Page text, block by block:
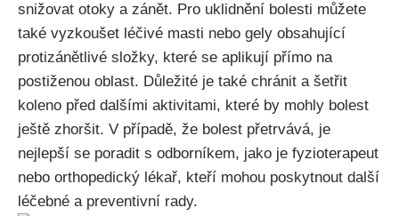
snižovat otoky‍ a zánět. Pro uklidnění bolesti můžete
také vyzkoušet léčivé masti nebo gely obsahující
protizánětlivé⁢ složky, které se aplikují přímo na
postiženou​ oblast. Důležité je také chránit a šetřit
koleno před dalšími aktivitami, které by ⁤mohly bolest
ještě zhoršit. V případě, že bolest přetrvává, je
nejlepší se poradit s odborníkem, jako je fyzioterapeut
nebo orthopedický ‌lékař, kteří mohou poskytnout další
léčebné a preventivní rady.